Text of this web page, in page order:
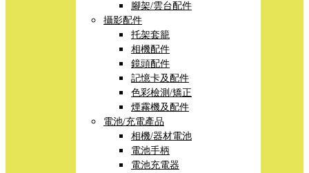
腳架/雲台配件
攝影配件
托架套籠
相機配件
鏡頭配件
記憶卡及配件
色彩檢測/矯正
煙霧機及配件
電池/充電產品
相機/器材電池
電池手柄
電池充電器